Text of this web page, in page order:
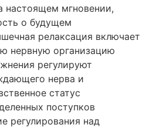
настоящем мгновении,
о будущем
релаксация включает
нервную организацию
регулируют
нерва и
статус
поступков
регулирования над